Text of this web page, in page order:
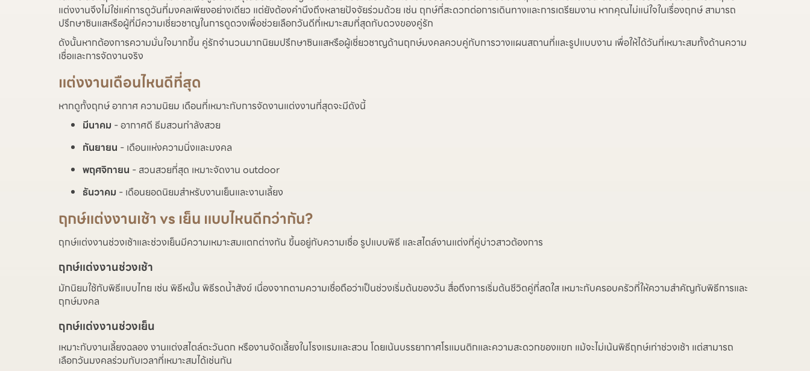
แต่งงานจึงไม่ใช่แค่การดูวันที่มงคลเพียงอย่างเดียว แต่ยังต้องคำนึงถึงหลายปัจจัยร่วมด้วย เช่น ฤกษ์ที่สะดวกต่อการเดินทางและการเตรียมงาน หากคุณไม่แน่ใจในเรื่องฤกษ์ สามารถ
ปรึกษาซินแสหรือผู้ที่มีความเชี่ยวชาญในการดูดวงเพื่อช่วยเลือกวันดีที่เหมาะสมที่สุดกับดวงของคู่รัก
ดังนั้นหากต้องการความมั่นใจมากขึ้น คู่รักจำนวนมากนิยมปรึกษาซินแสหรือผู้เชี่ยวชาญด้านฤกษ์มงคลควบคู่กับการวางแผนสถานที่และรูปแบบงาน เพื่อให้ได้วันที่เหมาะสมทั้งด้านความ
เชื่อและการจัดงานจริง
แต่งงานเดือนไหนดีที่สุด
หากดูทั้งฤกษ์ อากาศ ความนิยม เดือนที่เหมาะกับการจัดงานแต่งงานที่สุดจะมีดังนี้
มีนาคม - อากาศดี ธีมสวนกำลังสวย
กันยายน - เดือนแห่งความนิ่งและมงคล
พฤศจิกายน - สวนสวยที่สุด เหมาะจัดงาน outdoor
ธันวาคม - เดือนยอดนิยมสำหรับงานเย็นและงานเลี้ยง
ฤกษ์แต่งงานเช้า vs เย็น แบบไหนดีกว่ากัน?
ฤกษ์แต่งงานช่วงเช้าและช่วงเย็นมีความเหมาะสมแตกต่างกัน ขึ้นอยู่กับความเชื่อ รูปแบบพิธี และสไตล์งานแต่งที่คู่บ่าวสาวต้องการ
ฤกษ์แต่งงานช่วงเช้า
มักนิยมใช้กับพิธีแบบไทย เช่น พิธีหมั้น พิธีรดน้ำสังข์ เนื่องจากตามความเชื่อถือว่าเป็นช่วงเริ่มต้นของวัน สื่อถึงการเริ่มต้นชีวิตคู่ที่สดใส เหมาะกับครอบครัวที่ให้ความสำคัญกับพิธีการและ
ฤกษ์มงคล
ฤกษ์แต่งงานช่วงเย็น
เหมาะกับงานเลี้ยงฉลอง งานแต่งสไตล์ตะวันตก หรืองานจัดเลี้ยงในโรงแรมและสวน โดยเน้นบรรยากาศโรแมนติกและความสะดวกของแขก แม้จะไม่เน้นพิธีฤกษ์เท่าช่วงเช้า แต่สามารถ
เลือกวันมงคลร่วมกับเวลาที่เหมาะสมได้เช่นกัน